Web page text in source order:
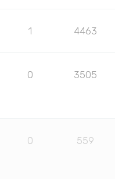
1 4463
0 3505
0 559